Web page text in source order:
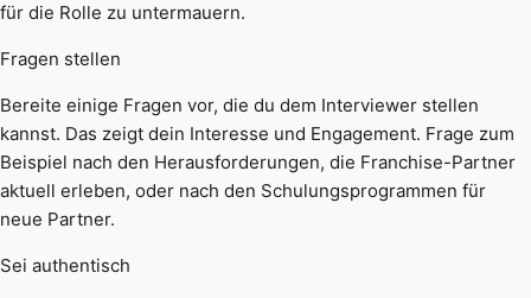
für die Rolle zu untermauern.
Fragen stellen
Bereite einige Fragen vor, die du dem Interviewer stellen
kannst. Das zeigt dein Interesse und Engagement. Frage zum
Beispiel nach den Herausforderungen, die Franchise-Partner
aktuell erleben, oder nach den Schulungsprogrammen für
neue Partner.
Sei authentisch